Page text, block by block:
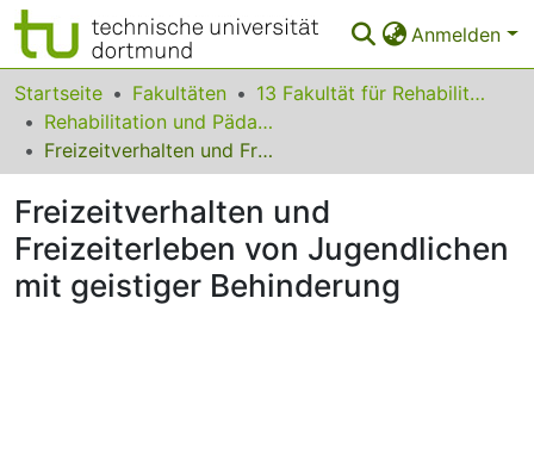
Anmelden
Bereiche & Sammlungen
Das gesamte Repositorium
FAQ
Leitlinien
Startseite Fakultäten
13 Fakultät für Rehabilitationswissenschaften
Rehabilitation und Pädagogik bei geistiger Behinderung
Freizeitverhalten und Freizeiterleben von Jugendlichen mit geistiger Behinderung
Freizeitverhalten und
Freizeiterleben von Jugendlichen
mit geistiger Behinderung